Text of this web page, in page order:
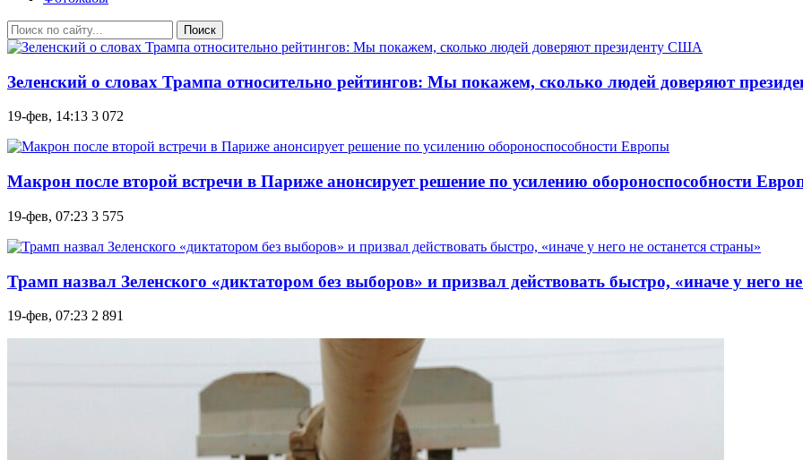
Поиск
Зеленский о словах Трампа относительно рейтингов: Мы покажем, сколько людей доверяют
19-фев, 14:13 3 072
Макрон после второй встречи в Париже анонсирует решение по усилению обороноспособности
19-фев, 07:23 3 575
Трамп назвал Зеленского «диктатором без выборов» и призвал действовать быстро, «иначе у него
19-фев, 07:23 2 891